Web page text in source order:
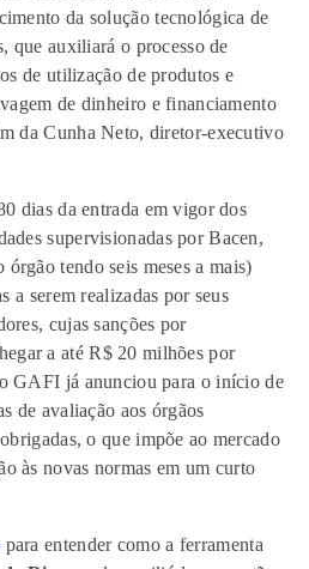
da solução tecnológica de
que auxiliará o processo de
de utilização de produtos e
de dinheiro e financiamento
da Cunha Neto, diretor-executivo
dias da entrada em vigor dos
supervisionadas por Bacen,
tendo seis meses a mais)
a serem realizadas por seus
cujas sanções por
a até R$ 20 milhões por
GAFI já anunciou para o início de
de avaliação aos órgãos
o que impõe ao mercado
às novas normas em um curto
para entender como a ferramenta